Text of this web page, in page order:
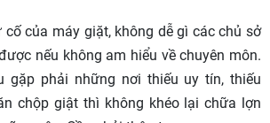
của máy giặt, không dễ gì các chủ sở
nếu không am hiểu về chuyên môn.
gặp phải những nơi thiếu uy tín, thiếu
chộp giật thì không khéo lại chữa lợn